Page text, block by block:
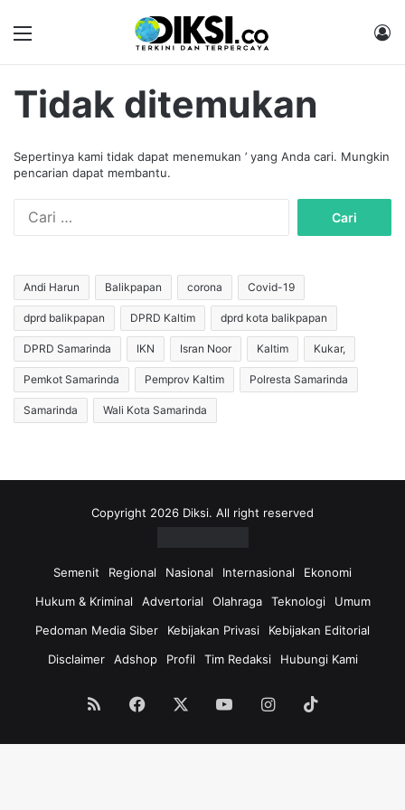
Tidak ditemukan
Sepertinya kami tidak dapat menemukan ’ yang Anda cari. Mungkin
pencarian dapat membantu.
u
n
t
u
k
:
Andi Harun Balikpapan corona Covid-19
dprd balikpapan DPRD Kaltim dprd kota balikpapan
DPRD Samarinda IKN Isran Noor Kaltim Kukar,
Pemkot Samarinda Pemprov Kaltim Polresta Samarinda
Samarinda Wali Kota Samarinda
Copyright 2026 Diksi. All right reserved
Semenit Regional Nasional Internasional
Ekonomi
Hukum & Kriminal
Advertorial Olahraga Teknologi
Umum
Pedoman Media Siber
Kebijakan Privasi
Kebijakan Editorial
Disclaimer
Adshop Profil Tim Redaksi Hubungi Kami
RSS Facebook YouTubeInstagram